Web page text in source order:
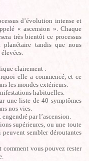
d’évolution intense et
« ascension ». Chaque
très bientôt ce processus
planétaire tandis que nous
clairement :
elle a commencé, et ce
les mondes extérieurs.
habituelles.
une liste de 40 symptômes
nos vies.
par l’ascension.
supérieures, ou une toute
sembler déroutantes
vous pouvez rester